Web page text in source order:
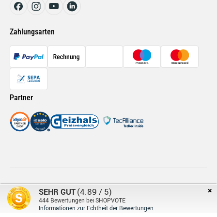
Renault Ersatzteile
Bremsflüssigkeit SL DOT 4 ATE
Auto Innenraumreiniger LIQUI MOLY 1547
Filter Innenraumluft MANN-FILTER FP 26 009 für VW Seat Audi
Skoda
Zahlungsarten
Partner
© Retromotion 2026 ×
SEHR GUT(4.89 / 5)
444 Bewertungen bei SHOPVOTE
Informationen zur Echtheit der Bewertungen